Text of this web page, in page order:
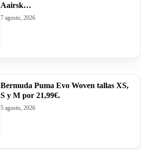
Aairsk…
7 agosto, 2026
Bermuda Puma Evo Woven tallas XS,
S y M por 21,99€.
5 agosto, 2026